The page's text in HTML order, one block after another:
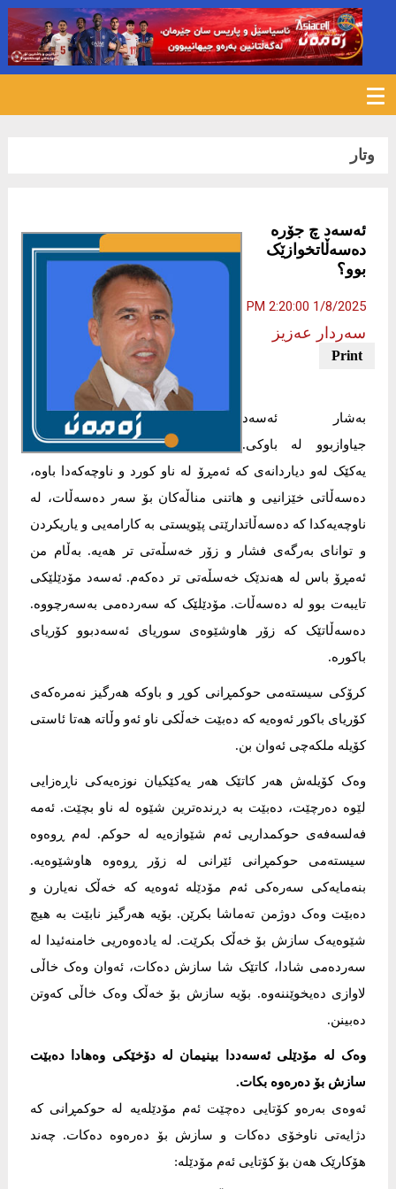
وتار
ئەسەد چ جۆرە
دەسەڵاتخوازێک
بوو؟
1/8/2025 2:20:00 PM
سەردار عەزیز
بەشار ئەسەد
جیاوازبوو لە باوکی.
یەکێک لەو دیاردانەی کە ئەمڕۆ لە ناو کورد و ناوچەکەدا باوە،
دەسەڵاتی خێزانیی و هاتنی مناڵەکان بۆ سەر دەسەڵات، لە
ناوچەیەکدا کە دەسەڵاتدارێتی پێویستی بە کارامەیی و یاریکردن
و توانای بەرگەی فشار و زۆر خەسڵەتی تر هەیە. بەڵام من
ئەمڕۆ باس لە هەندێک خەسڵەتی تر دەکەم. ئەسەد مۆدێلێکی
تایبەت بوو لە دەسەڵات. مۆدێلێک کە سەردەمی بەسەرچووە.
دەسەڵاتێک کە زۆر هاوشێوەی سوریای ئەسەدبوو کۆریای
باکورە.
کرۆکی سیستەمی حوکمڕانی کوڕ و باوکە هەرگیز نەمرەکەی
کۆریای باکور ئەوەیە کە دەبێت خەڵکی ناو ئەو وڵاتە هەتا ئاستی
کۆیلە ملکەچی ئەوان بن.
وەک کۆیلەش هەر کاتێک هەر یەکێکیان نوزەیەکی ناڕەزایی
لێوە دەرچێت، دەبێت بە دڕندەترین شێوە لە ناو بچێت. ئەمە
فەلسەفەی حوکمداریی ئەم شێوازەیە لە حوکم. لەم ڕوەوە
سیستەمی حوکمڕانی ئێرانی لە زۆر ڕوەوە هاوشێوەیە.
بنەمایەکی سەرەکی ئەم مۆدێلە ئەوەیە کە خەڵک نەیارن و
دەبێت وەک دوژمن تەماشا بکرێن. بۆیە هەرگیز نابێت بە هیچ
شێوەیەک سازش بۆ خەڵک بکرێت. لە یادەوەریی خامنەئیدا لە
سەردەمی شادا، کاتێک شا سازش دەکات، ئەوان وەک خاڵی
لاوازی دەیخوێننەوە. بۆیە سازش بۆ خەڵک وەک خاڵی کەوتن
دەبینن.
وەک لە مۆدێلی ئەسەددا بینیمان لە دۆخێکی وەهادا دەبێت
سازش بۆ دەرەوە بکات.
ئەوەی بەرەو کۆتایی دەچێت ئەم مۆدێلەیە لە حوکمڕانی کە
دژایەتی ناوخۆی دەکات و سازش بۆ دەرەوە دەکات. چەند
هۆکارێک هەن بۆ کۆتایی ئەم مۆدێلە: